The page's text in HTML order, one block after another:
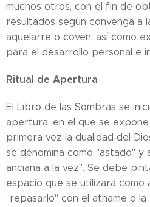
muchos otros, con el fin de
resultados según convenga a
aquelarre o coven, así como
para el desarrollo personal e
Ritual de Apertura
El Libro de las Sombras se
apertura, en el que se
primera vez la dualidad del
se denomina como "astado" y
anciana a la vez". Se debe
espacio que se utilizará como
"repasarlo" con el athame o la